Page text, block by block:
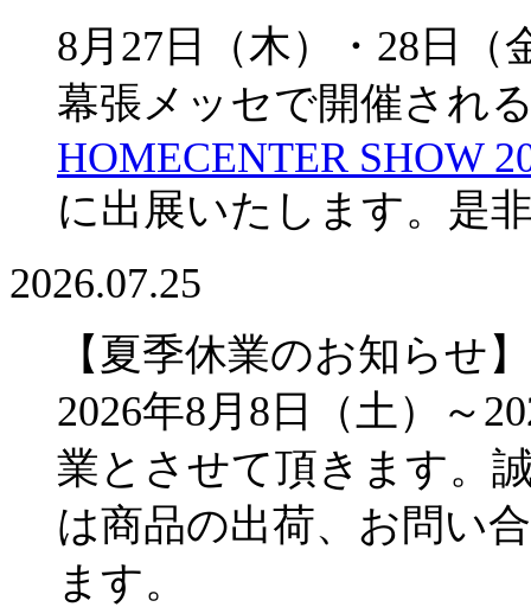
8月27日（木）・28日（
幕張メッセで開催され
HOMECENTER SHOW
に出展いたします。是
2026.07.25
【夏季休業のお知らせ】
2026年8月8日（土）～
業とさせて頂きます。
は商品の出荷、お問い
ます。